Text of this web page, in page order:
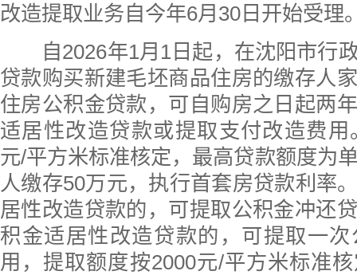
改造提取业务自今年6月30日开始受理
自2026年1月1日起，在沈阳市行
贷款购买新建毛坯商品住房的缴存人
住房公积金贷款，可自购房之日起两
适居性改造贷款或提取支付改造费用
元/平方米标准核定，最高贷款额度为
人缴存50万元，执行首套房贷款利率
居性改造贷款的，可提取公积金冲还
积金适居性改造贷款的，可提取一
用，提取额度按2000元/平方米标准